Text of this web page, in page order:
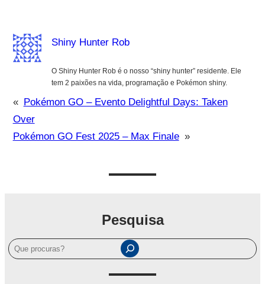
Shiny Hunter Rob
O Shiny Hunter Rob é o nosso “shiny hunter” residente. Ele
tem 2 paixões na vida, programação e Pokémon shiny.
«
Pokémon GO – Evento Delightful Days: Taken
Over
Pokémon GO Fest 2025 – Max Finale »
Pesquisa
P
e